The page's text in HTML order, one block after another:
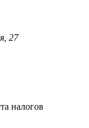
27
налогов